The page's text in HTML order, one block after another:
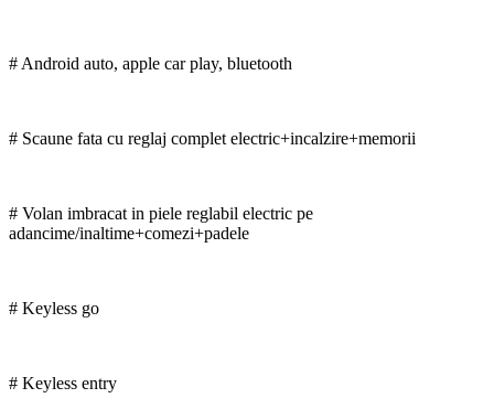
# Android auto, apple car play, bluetooth
# Scaune fata cu reglaj complet electric+incalzire+memorii
# Volan imbracat in piele reglabil electric pe
adancime/inaltime+comezi+padele
# Keyless go
# Keyless entry